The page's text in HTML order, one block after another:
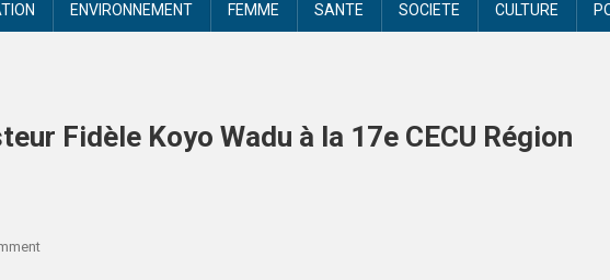
ENVIRONNEMENT FEMME SANTE SOCIETE CULTURE
Fidèle Koyo Wadu à la 17e CECU Région